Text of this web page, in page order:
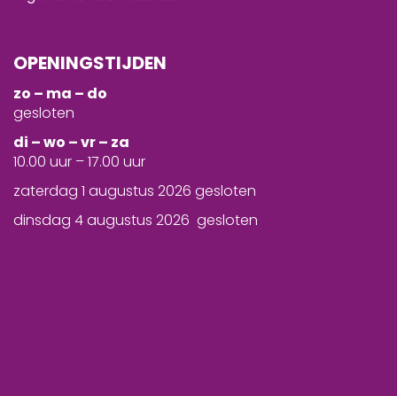
OPENINGSTIJDEN
zo – ma – do
gesloten
di – wo – vr – za
10.00 uur – 17.00 uur
zaterdag 1 augustus 2026 gesloten
dinsdag 4 augustus 2026 gesloten